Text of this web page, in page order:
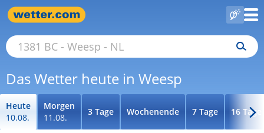
Das Wetter heute in Weesp
Heute
10.08.
Morgen
11.08.
3 Tage Wochenende 7 Tage 16 Tage